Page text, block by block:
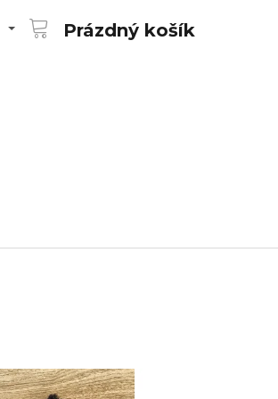
NÁKUPNÍ
KOŠÍK
Prázdný košík